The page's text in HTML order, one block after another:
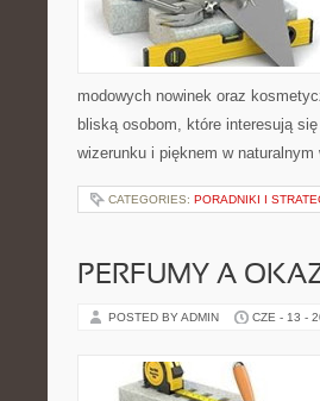
modowych nowinek oraz
bliską osobom, które interesują
wizerunku i pięknem w
CATEGORIES: PORADNIKI I
PERFUMY A
POSTED BY ADMIN CZE - 13 -